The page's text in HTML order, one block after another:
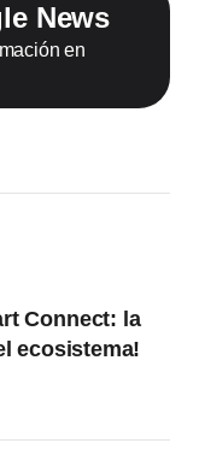
News
en
Connect: la
ecosistema!